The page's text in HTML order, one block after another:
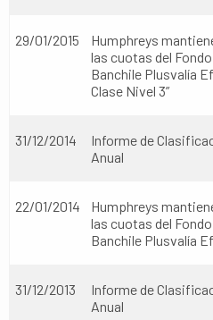
29/01/2015
Humphreys
las cuotas del
Banchile Plusvalía
Clase Nivel 3”
31/12/2014
Informe de
Anual
22/01/2014
Humphreys
las cuotas del
Banchile Plusvalía
31/12/2013
Informe de
Anual